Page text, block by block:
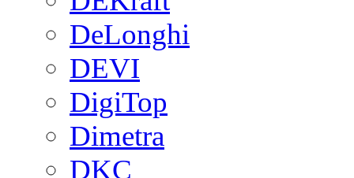
DeLonghi
DEVI
DigiTop
Dimetra
DKC